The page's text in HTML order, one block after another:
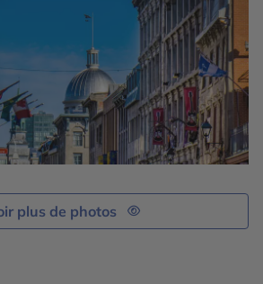
plus de photos